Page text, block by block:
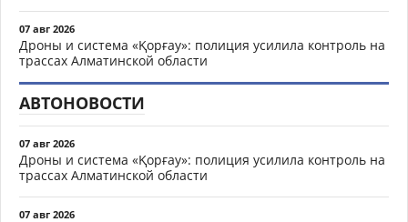
07 авг 2026
Дроны и система «Қорғау»: полиция усилила контроль на
трассах Алматинской области
АВТОНОВОСТИ
07 авг 2026
Дроны и система «Қорғау»: полиция усилила контроль на
трассах Алматинской области
07 авг 2026